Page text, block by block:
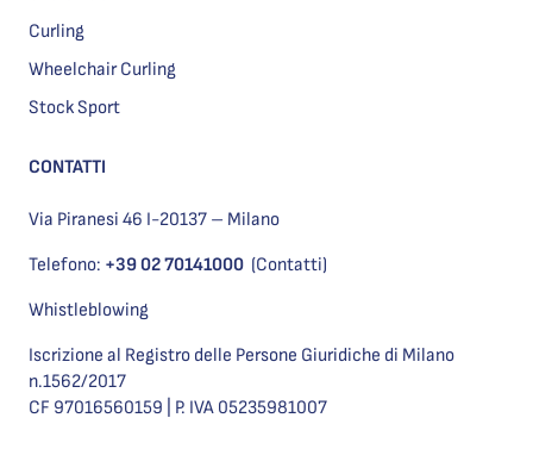
Curling
Wheelchair Curling
Stock Sport
CONTATTI
Via Piranesi 46 I-20137 – Milano
Telefono: +39 02 70141000 (Contatti)
Whistleblowing
Iscrizione al Registro delle Persone Giuridiche di Milano
n.1562/2017
CF 97016560159 | P. IVA 05235981007